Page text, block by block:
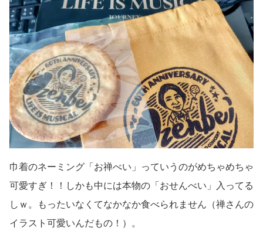
巾着のネーミング「お禅べい」っていうのがめちゃめちゃ
可愛すぎ！！しかも中には本物の「おせんべい」入ってる
しｗ。もったいなくてなかなか食べられません（禅さんの
イラスト可愛いんだもの！）。